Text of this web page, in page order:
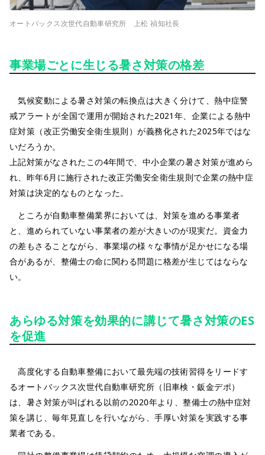
オートバックス次世代自動車研究所 上松 禎知社長
事業場ごとに生じる暑さ対策の格差
気候変動による暑さ対策の転換点は大きく分けて、熱中症警
戒アラートが全国で運用が開始された2021年、企業による熱中
症対策（改正労働安全衛生規則）が義務化された2025年ではな
いだろうか。
上記対策がなされたこの4年間で、中小企業の暑さ対策が進めら
れ、昨年6月に施行された改正労働安全衛生規則で企業の熱中症
対策は決定的なものとなった。
ところが自動車整備業界においては、対策を進める事業者
と、進められていない事業者の差が大きいのが現実だ。資金力
の差もさることながら、事業場の様々な事情が足かせになる場
合があるが、整備士の命に関わる問題に格差が生じてはならな
い。
あらゆる対策を効果的に講じて暑さ対策のES
を促進
高度化する自動車整備において最先端の技術習得をリードす
るオートバックス次世代自動車研究所（旧車検・鈑金デポ）
は、暑さ対策が叫ばれる以前の2020年より、整備士の熱中症対
策を講じ、毎年見直しを行いながら、手厚い対策を実践する事
業者である。